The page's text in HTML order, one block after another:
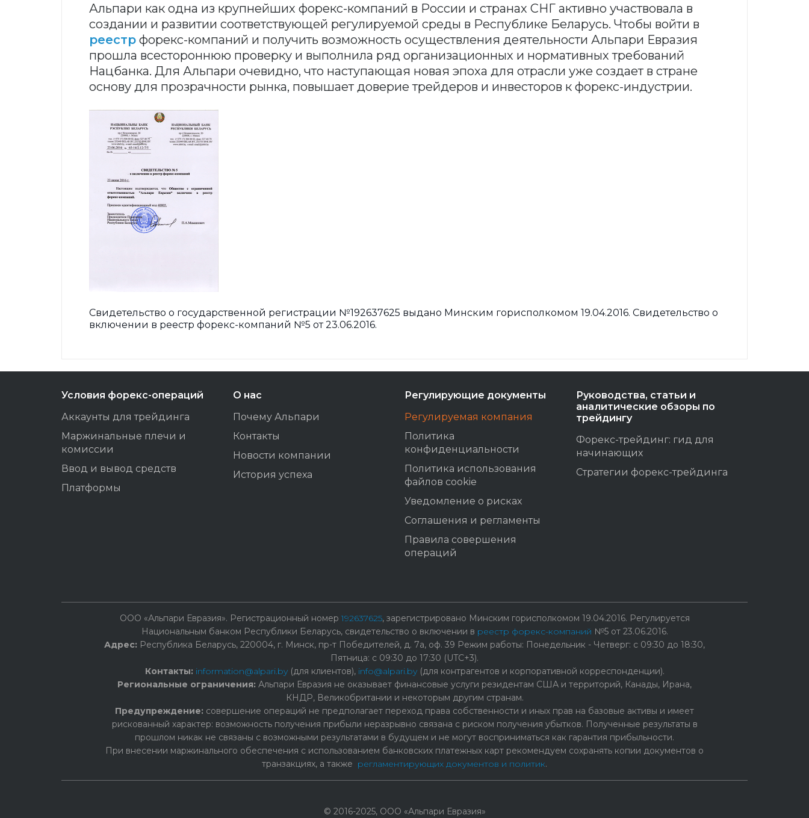
Альпари как одна из крупнейших форекс-компаний в России и странах СНГ активно участвовала в
создании и развитии соответствующей регулируемой среды в Республике Беларусь. Чтобы войти в
реестр форекс-компаний и получить возможность осуществления деятельности Альпари Евразия
прошла всестороннюю проверку и выполнила ряд организационных и нормативных требований
Нацбанка. Для Альпари очевидно, что наступающая новая эпоха для отрасли уже создает в стране
основу для прозрачности рынка, повышает доверие трейдеров и инвесторов к форекс-индустрии.
Свидетельство о государственной регистрации №192637625 выдано Минским горисполкомом 19.04.2016. Свидетельство о
включении в реестр форекс-компаний №5 от 23.06.2016.
Условия форекс-операций
Аккаунты для трейдинга
Маржинальные плечи и
комиссии
Ввод и вывод средств
Платформы
О нас
Почему Альпари
Контакты
Новости компании
История успеха
Регулирующие документы
Регулируемая компания
Политика
конфиденциальности
Политика использования
файлов cookie
Уведомление о рисках
Соглашения и регламенты
Правила совершения
операций
Руководства, статьи и
аналитические обзоры по
трейдингу
Форекс-трейдинг: гид для
начинающих
Стратегии форекс-трейдинга
ООО «Альпари Евразия». Регистрационный номер192637625, зарегистрировано Минским горисполкомом 19.04.2016. Регулируется
Национальным банком Республики Беларусь, свидетельство о включении в реестр форекс-компаний №5 от 23.06.2016.
Адрес: Республика Беларусь, 220004, г. Минск, пр-т Победителей, д. 7а, оф. 39 Режим работы: Понедельник - Четверг: с 09:30 до 18:30,
Пятница: с 09:30 до 17:30 (UTC+3).
Контакты: information@alpari.by(для клиентов), info@alpari.by(для контрагентов и корпоративной корреспонденции).
Региональные ограничения: Альпари Евразия не оказывает финансовые услуги резидентам США и территорий, Канады, Ирана,
КНДР, Великобритании и некоторым другим странам.
Предупреждение: cовершение операций не предполагает переход права собственности и иных прав на базовые активы и имеет
рискованный характер: возможность получения прибыли неразрывно связана с риском получения убытков. Полученные результаты в
прошлом никак не связаны с возможными результатами в будущем и не могут восприниматься как гарантия прибыльности.
При внесении маржинального обеспечения с использованием банковских платежных карт рекомендуем сохранять копии документов о
транзакциях, а также регламентирующих документов и политик.
© 2016-2025, ООО «Альпари Евразия»